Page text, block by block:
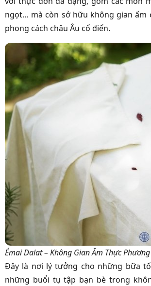
ngọt… mà còn sở hữu không gian ấm
phong cách châu Âu cổ điển.
Émai Dalat – Không Gian Âm Thực
Đây là nơi lý tưởng cho những bữa
những buổi tụ tập bạn bè trong